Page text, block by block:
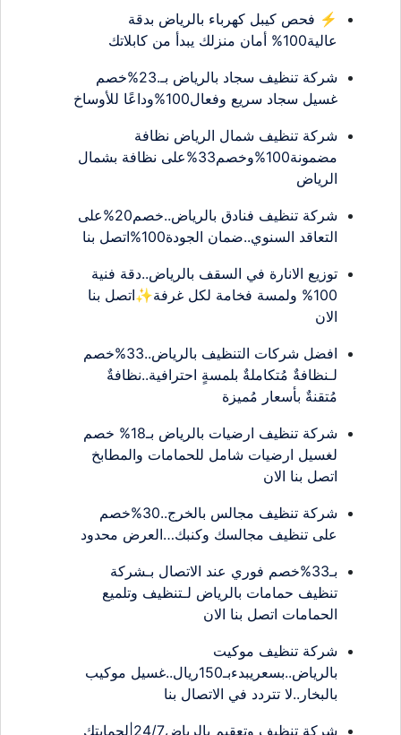
⚡ فحص كيبل كهرباء بالرياض بدقة
عالية100% أمان منزلك يبدأ من كابلاتك
شركة تنظيف سجاد بالرياض بـ.23%خصم
غسيل سجاد سريع وفعال100%وداعًا للأوساخ
شركة تنظيف شمال الرياض نظافة
مضمونة100%وخصم33%على نظافة بشمال
الرياض
شركة تنظيف فنادق بالرياض..خصم20%على
التعاقد السنوي..ضمان الجودة100%اتصل بنا
توزيع الانارة في السقف بالرياض..دقة فنية
100% ولمسة فخامة لكل غرفة✨اتصل بنا
الان
افضل شركات التنظيف بالرياض..33%خصم
لـنظافةٌ مُتكاملةٌ بلمسةٍ احترافية..نظافةٌ
مُتقنةٌ بأسعار مُميزة
شركة تنظيف ارضيات بالرياض بـ18% خصم
لغسيل ارضيات شامل للحمامات والمطابخ
اتصل بنا الان
شركة تنظيف مجالس بالخرج..30%خصم
على تنظيف مجالسك وكنبك…العرض محدود
بـ33%خصم فوري عند الاتصال بـشركة
تنظيف حمامات بالرياض لـتنظيف وتلميع
الحمامات اتصل بنا الان
شركة تنظيف موكيت
بالرياض..بسعريبدءبـ150ريال..غسيل موكيب
بالبخار..لا تتردد في الاتصال بنا
شركة تنظيف وتعقيم بالرياض24/7|لحمايتك